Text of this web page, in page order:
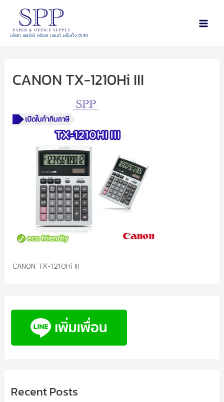
บริษัท เอสพีพี ครีเอท แอนด์ พริ้นติ้ง จำกัด
CANON TX-1210Hi III
CANON TX-1210Hi III
Recent Posts